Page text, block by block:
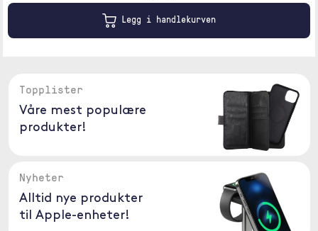
Legg i handlekurven
Topplister
Våre mest populære
produkter!
Nyheter
Alltid nye produkter
til Apple-enheter!